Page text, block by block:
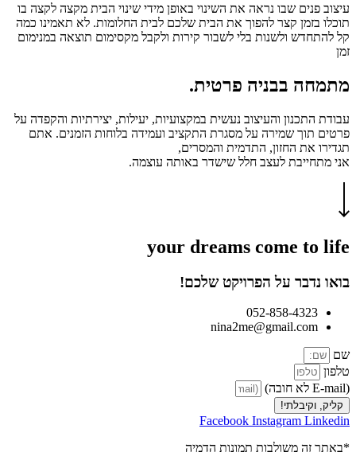
עיצוב פנים שבו נראה את השינוי באופן מידי שינוי הבית מקצה לקצה בו
תוכלו בזמן קצר להפוך את הבית שלכם לבית החלומות. לא תאמינו כמה
קל להתחדש ולשנות בלי לשבור קירות ולקבל מקסימום תוצאה במנימום
זמן
מתמחה בבניה פרטית.
עבודת התכנון והעיצוב נעשית במקצועיות, יעילות, יצירתיות והקפדה על
פרטים תוך שמירה על מסגרת התקציב ועמידה בלוחות הזמנים. אתם
תגדירו את החזון, התדמית והמסרים,
אני מתחייבת לעצב חלל שישדר באותה עוצמה.
your dreams come to life
בואו נדבר על הפרויקט שלכם!
052-858-4323
nina2me@gmail.com
שם
טלפון
(E-mail לא חובה)
קליק, וקיבלתי!
Facebook Instagram Linkedin
*באתר זה משולבות תמונות הדמיה